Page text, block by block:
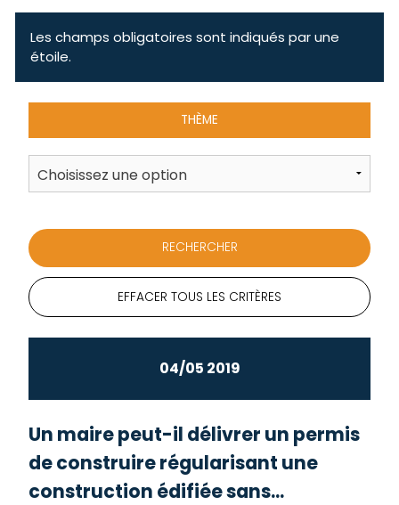
Les champs obligatoires sont indiqués par une
étoile.
THÈME
EFFACER TOUS LES CRITÈRES
04/05 2019
Un maire peut-il délivrer un permis
de construire régularisant une
construction édifiée sans...